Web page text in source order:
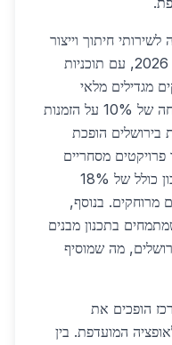
חיתוך וייצור
מקומיים, שחוסכים זמן יקר. בשנת 2026, עם תוכניות
מגדילים מלאי
ומציעים מבצעים מיוחדים, כמו הנחה של 10% על הזמנות
בירושלים הופכת
מסחריים
ופרטיים. קבלנים מדווחים על חיסכון כולל של 18%
מרוחקים. בנוסף,
בתכנון מבנים
מה שמוסיף
הופכים את
המועדפת. בין